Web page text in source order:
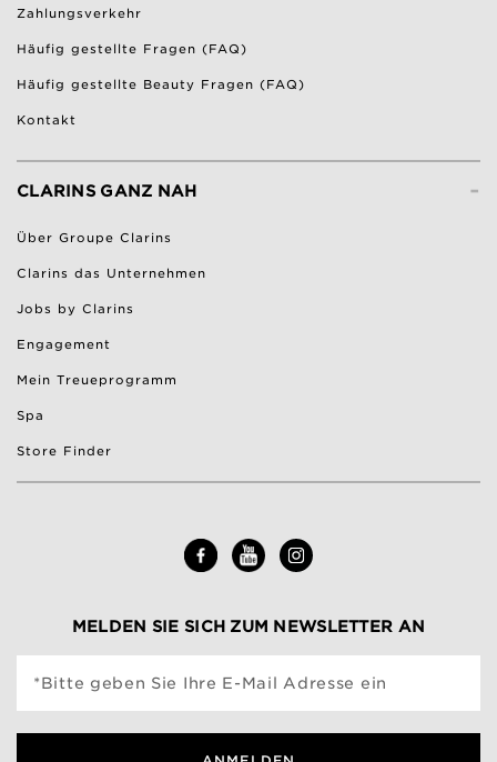
Zahlungsverkehr
Häufig gestellte Fragen (FAQ)
Häufig gestellte Beauty Fragen (FAQ)
Kontakt
-
CLARINS GANZ NAH
Über Groupe Clarins
Clarins das Unternehmen
Jobs by Clarins
Engagement
Mein Treueprogramm
Spa
Store Finder
MELDEN SIE SICH ZUM NEWSLETTER AN
*Bitte geben Sie Ihre E-Mail Adresse ein